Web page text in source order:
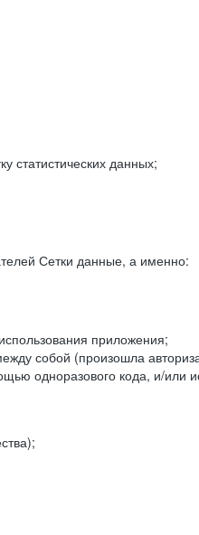
статистических данных;
Сетки данные, а именно:
приложения;
собой (произошла
одноразового кода, и/или